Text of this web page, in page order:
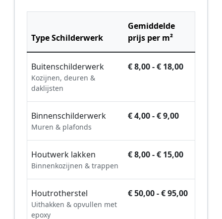
Type Schilderwerk
Gemiddelde
prijs per m²
Buitenschilderwerk
Kozijnen, deuren &
daklijsten
€ 8,00 - € 18,00
Binnenschilderwerk
Muren & plafonds
€ 4,00 - € 9,00
Houtwerk lakken
Binnenkozijnen & trappen
€ 8,00 - € 15,00
Houtrotherstel
Uithakken & opvullen met
epoxy
€ 50,00 - € 95,00